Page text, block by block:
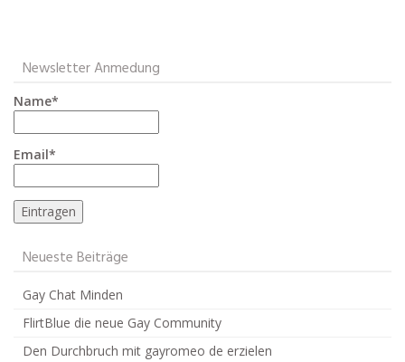
Newsletter Anmedung
Name*
Email*
Neueste Beiträge
Gay Chat Minden
FlirtBlue die neue Gay Community
Den Durchbruch mit gayromeo de erzielen